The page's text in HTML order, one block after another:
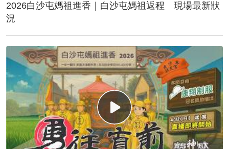
2026白沙屯媽祖進香｜白沙屯媽祖返程 現場最新狀
況